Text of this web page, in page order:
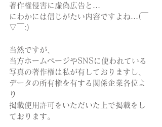
著作権侵害に虚偽広告と…
にわかには信じがたい内容ですよね…(￣
▽￣;)
当然ですが、⁡
⁡当方ホームページやSNSに使われている
写真の著作権は私が有しておりますし、
データの所有権を有する関係企業各位よ
り
掲載使用許可をいただいた上で掲載をし
ております。